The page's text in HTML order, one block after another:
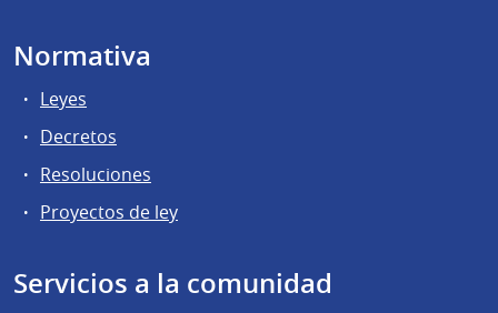
Normativa
Leyes
Decretos
Resoluciones
Proyectos de ley
Servicios a la comunidad